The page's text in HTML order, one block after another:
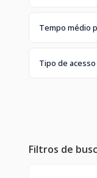
Tempo médio
Tipo de acesso
Filtros de